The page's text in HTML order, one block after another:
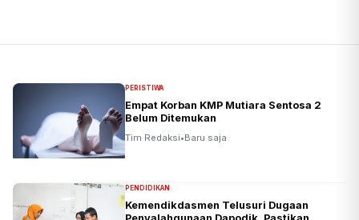
PERISTIWA
Empat Korban KMP Mutiara Sentosa 2
Belum Ditemukan
Tim Redaksi•Baru saja
PENDIDIKAN
Kemendikdasmen Telusuri Dugaan